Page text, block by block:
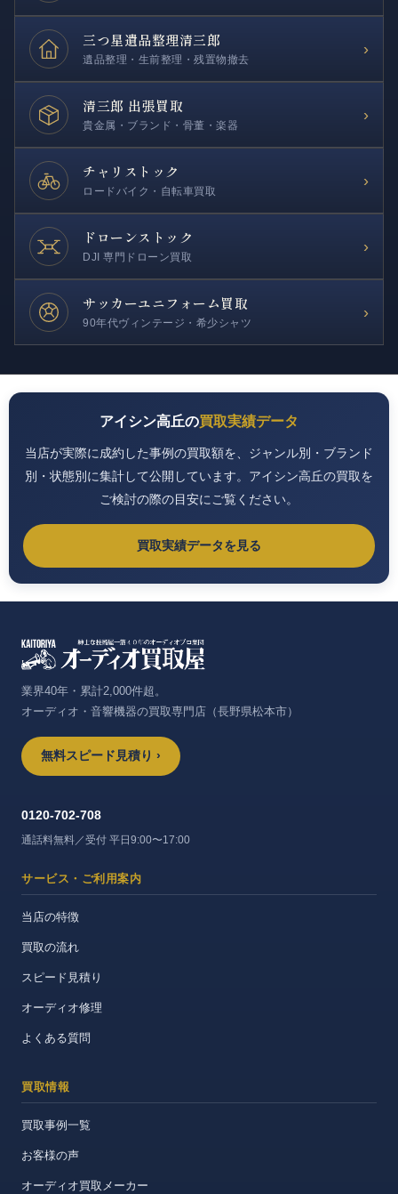
三つ星遺品整理清三郎
遺品整理・生前整理・残置物撤去
›
清三郎 出張買取
貴金属・ブランド・骨董・楽器
›
チャリストック
ロードバイク・自転車買取
›
ドローンストック
DJI 専門ドローン買取
›
サッカーユニフォーム買取
90年代ヴィンテージ・希少シャツ
›
アイシン高丘の買取実績データ
当店が実際に成約した事例の買取額を、ジャンル別・ブランド
別・状態別に集計して公開しています。アイシン高丘の買取を
ご検討の際の目安にご覧ください。
買取実績データを見る
業界40年・累計2,000件超。
オーディオ・音響機器の買取専門店（長野県松本市）
無料スピード見積り ›
0120-702-708
通話料無料／受付 平日9:00〜17:00
サービス・ご利用案内
当店の特徴
買取の流れ
スピード見積り
オーディオ修理
よくある質問
買取情報
買取事例一覧
お客様の声
オーディオ買取メーカー